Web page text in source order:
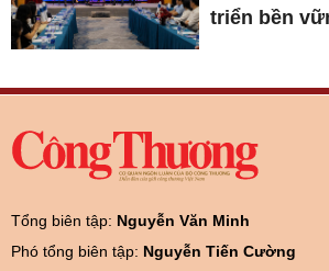
triển bền
Tổng biên tập: Nguyễn Văn Minh
Phó tổng biên tập: Nguyễn Tiến Cường